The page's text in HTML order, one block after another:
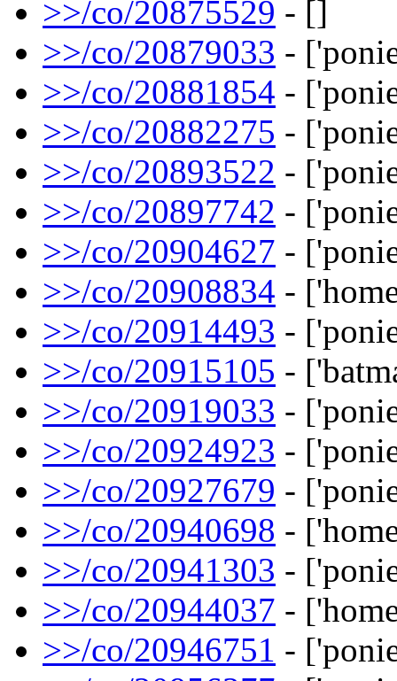
>>/co/20875529 - []
>>/co/20879033 -
>>/co/20881854 -
>>/co/20882275 -
>>/co/20893522 -
>>/co/20897742 -
>>/co/20904627 -
>>/co/20908834 -
>>/co/20914493 -
>>/co/20915105 -
>>/co/20919033 -
>>/co/20924923 -
>>/co/20927679 -
>>/co/20940698 -
>>/co/20941303 -
>>/co/20944037 -
>>/co/20946751 -